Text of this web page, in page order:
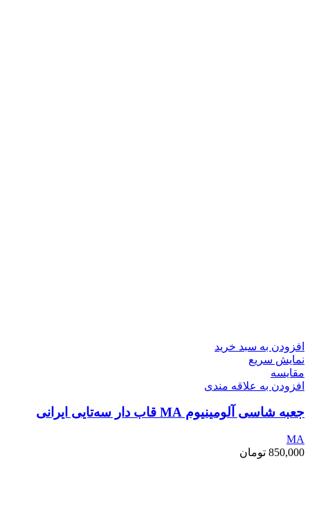
افزودن به سبد خرید
نمایش سریع
مقايسه
افزودن به علاقه مندی
جعبه شاسی آلومینیوم MA قاب دار سه‌تایی ایرانی
MA
850,000 تومان